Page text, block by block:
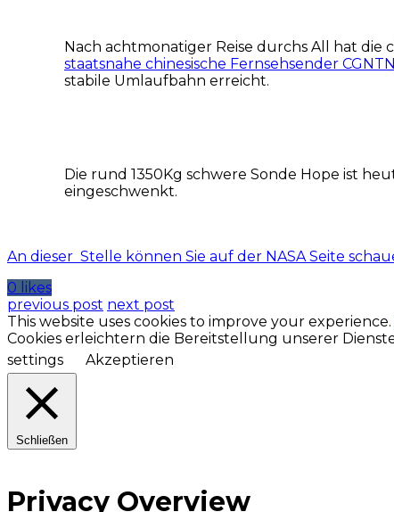
Nach achtmonatiger Reise durchs All hat die
staatsnahe chinesische Fernsehsender CGNTN
stabile Umlaufbahn erreicht.
Die rund 1350Kg schwere Sonde Hope ist
eingeschwenkt.
An dieser Stelle können Sie auf der NASA Seite
0 likes
previous post next post
This website uses cookies to improve your experience.
Cookies erleichtern die Bereitstellung unserer
settings
Akzeptieren
Schließen
Privacy Overview